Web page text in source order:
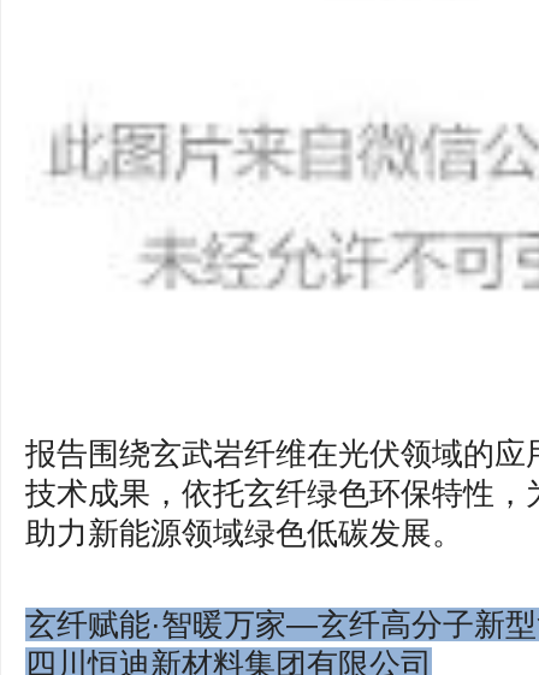
报告围绕玄武岩纤维在光伏领域的
技术成果，依托玄纤绿色环保特性
助力新能源领域绿色低碳发展。
玄纤赋能·智暖万家—玄纤高分子新
四川恒迪新材料集团有限公司